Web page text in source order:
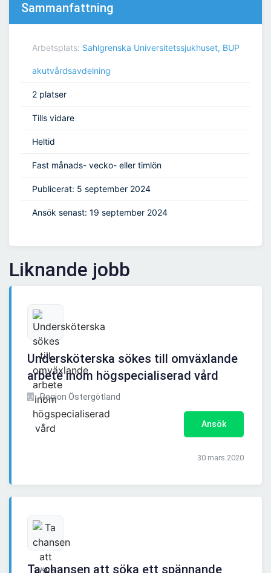
Sammanfattning
Arbetsplats: Sahlgrenska Universitetssjukhuset, BUP
akutvårdsavdelning
2 platser
Tills vidare
Heltid
Fast månads- vecko- eller timlön
Publicerat: 5 september 2024
Ansök senast: 19 september 2024
Liknande jobb
Undersköterska sökes till omväxlande
arbete inom högspecialiserad vård
Region Östergötland
Ansök
30 mars 2020
Ta chansen att söka ett spännande